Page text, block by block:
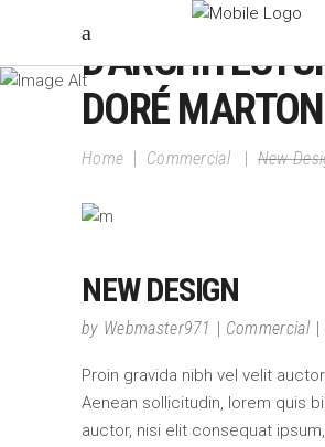
ATELIER
DORÉ MARTON
Home | Commercial |New
NEW DESIGN
by Webmaster971 Commercial
Proin gravida nibh vel velit
Aenean sollicitudin, lorem quis
auctor, nisi elit consequat